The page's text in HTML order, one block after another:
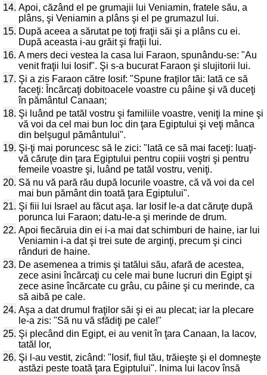
14. Apoi, căzând el pe grumajii lui Veniamin, fratele său, a
plâns, şi Veniamin a plâns şi el pe grumazul lui.
15. După aceea a sărutat pe toţi fraţii săi şi a plâns cu ei.
După aceasta i-au grăit şi fraţii lui.
16. A mers deci vestea la casa lui Faraon, spunându-se: "Au
venit fraţii lui Iosif". Şi s-a bucurat Faraon şi slujitorii lui.
17. Şi a zis Faraon către Iosif: "Spune fraţilor tăi: Iată ce să
faceţi: Încărcaţi dobitoacele voastre cu pâine şi vă duceţi
în pământul Canaan;
18. Şi luând pe tatăl vostru şi familiile voastre, veniţi la mine şi
vă voi da cel mai bun loc din ţara Egiptului şi veţi mânca
din belşugul pământului".
19. Şi-ţi mai poruncesc să le zici: "Iată ce să mai faceţi: luaţi-
vă căruţe din ţara Egiptului pentru copiii voştri şi pentru
femeile voastre şi, luând pe tatăl vostru, veniţi.
20. Să nu vă pară rău după locurile voastre, că vă voi da cel
mai bun pământ din toată ţara Egiptului".
21. Şi fiii lui Israel au făcut aşa. Iar Iosif le-a dat căruţe după
porunca lui Faraon; datu-le-a şi merinde de drum.
22. Apoi fiecăruia din ei i-a mai dat schimburi de haine, iar lui
Veniamin i-a dat şi trei sute de arginţi, precum şi cinci
rânduri de haine.
23. De asemenea a trimis şi tatălui său, afară de acestea,
zece asini încărcaţi cu cele mai bune lucruri din Egipt şi
zece asine încărcate cu grâu, cu pâine şi cu merinde, ca
să aibă pe cale.
24. Aşa a dat drumul fraţilor săi şi ei au plecat; iar la plecare
le-a zis: "Să nu vă sfădiţi pe cale!"
25. Şi plecând din Egipt, ei au venit în ţara Canaan, la Iacov,
tatăl lor,
26. Şi l-au vestit, zicând: "Iosif, fiul tău, trăieşte şi el domneşte
astăzi peste toată ţara Egiptului". Inima lui Iacov însă